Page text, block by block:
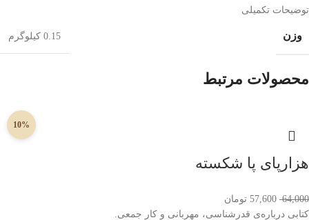
توضیحات تکمیلی
وزن 0.15 کیلوگرم
محصولات مرتبط
10%
هزارپای پا شکسته
64,000
57,600 تومان
کتابی درباره‌ی قدرشناسی، مهربانی و کار جمعی.